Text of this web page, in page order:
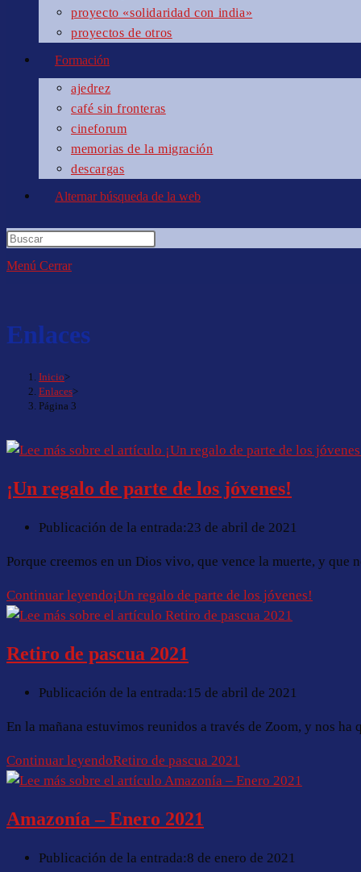
proyecto «solidaridad con india»
proyectos de otros
Formación
ajedrez
café sin fronteras
cineforum
memorias de la migración
descargas
Alternar búsqueda de la web
Menú Cerrar
Enlaces
Inicio>
Enlaces>
Página 3
¡Un regalo de parte de los jóvenes!
Publicación de la entrada:23 de abril de 2021
Porque creemos en un Dios vivo, que vence la muerte, y
Continuar leyendo¡Un regalo de parte de los jóvenes!
Retiro de pascua 2021
Publicación de la entrada: 15 de abril de 2021
En la mañana estuvimos reunidos a través de Zoom, y nos
Continuar leyendoRetiro de pascua 2021
Amazonía – Enero 2021
Publicación de la entrada:8 de enero de 2021